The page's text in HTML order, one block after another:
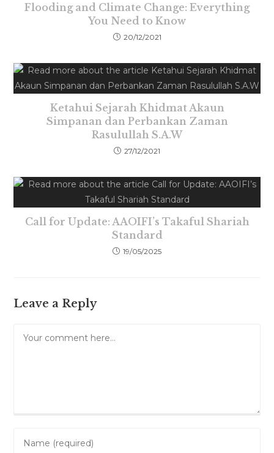
Flooding and Climate Change: Everything
You Need to Know
20/12/2021
Ketahui Sejarah Khidmat Akaun
Simpanan dan Perbankan Zaman
Rasulullah S.A.W
27/12/2021
Call for Update: AAOIFI’s Takaful Shariah
Standard
19/05/2025
Leave a Reply